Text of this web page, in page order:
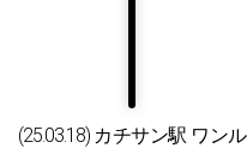
(25.03.18) カチサン駅 ワンル